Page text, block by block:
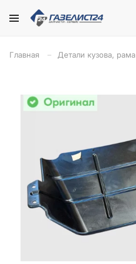
Главная Детали кузова, рама